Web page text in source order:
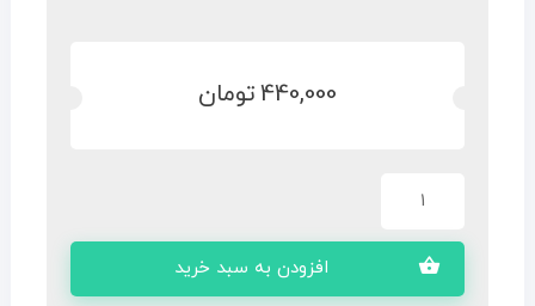
440,000تومان
افزودن به سبد خرید